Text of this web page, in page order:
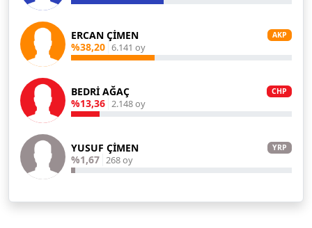
ERCAN ÇİMEN AKP
%38,20 6.141 oy
BEDRİ AĞAÇ CHP
%13,36 2.148 oy
YUSUF ÇİMEN YRP
%1,67 268 oy